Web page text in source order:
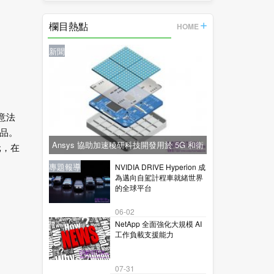
法
。
在
的
欄目熱點 HOME
新聞
Ansys 協助加速稜研科技開發用於 5G 和衛
星通訊的下一代毫米波技術
新聞
NVIDIA DRIVE Hyperion 成
為邁向自駕計程車就緒世界
的全球平台
06-02
新聞
NetApp 全面強化大規模 AI
工作負載支援能力
07-31
專題報導
新聞
專題報導